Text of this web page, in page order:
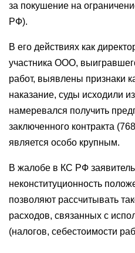
за покушение на
РФ).
В его действиях как
участника ООО,
работ, выявлены признаки
наказание, суды исходили
намеревался получить
заключенного контракта
является особо крупным.
В жалобе в КС РФ заявитель
неконституционность
позволяют рассчитывать
расходов, связанных с
(налогов, себестоимости